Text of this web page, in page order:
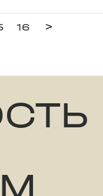
16 >